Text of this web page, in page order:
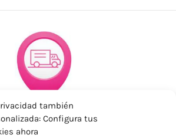
también
Configura tus
ahora
ECONÓMICOS
Península, resto consultar